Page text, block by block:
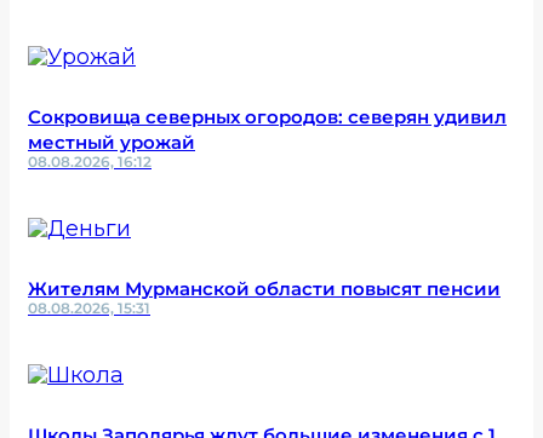
Сокровища северных огородов: северян удивил
местный урожай
08.08.2026, 16:12
Жителям Мурманской области повысят пенсии
08.08.2026, 15:31